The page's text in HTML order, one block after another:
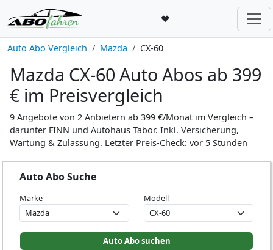
♥
Auto Abo Vergleich Mazda CX-60
Mazda CX-60 Auto Abos ab 399
€ im Preisvergleich
9 Angebote von 2 Anbietern ab 399 €/Monat im Vergleich –
darunter FINN und Autohaus Tabor. Inkl. Versicherung,
Wartung & Zulassung. Letzter Preis-Check: vor 5 Stunden
Auto Abo Suche
Marke Modell